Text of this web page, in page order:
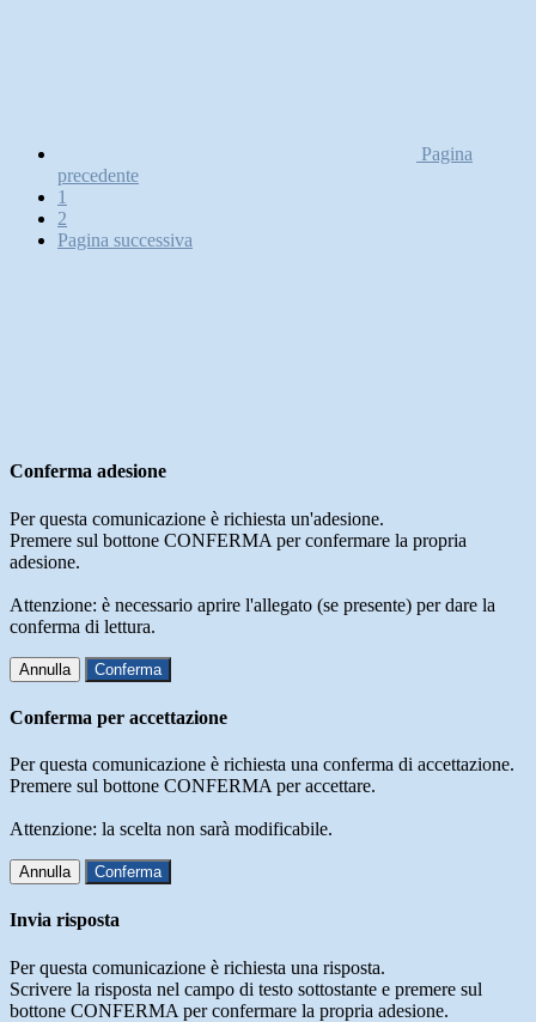
Pagina
precedente
1
2
Pagina successiva
Conferma adesione
Per questa comunicazione è richiesta un'adesione.
Premere sul bottone CONFERMA per confermare la propria
adesione.
Attenzione: è necessario aprire l'allegato (se presente) per dare la
conferma di lettura.
Annulla Conferma
Conferma per accettazione
Per questa comunicazione è richiesta una conferma di accettazione.
Premere sul bottone CONFERMA per accettare.
Attenzione: la scelta non sarà modificabile.
Annulla Conferma
Invia risposta
Per questa comunicazione è richiesta una risposta.
Scrivere la risposta nel campo di testo sottostante e premere sul
bottone CONFERMA per confermare la propria adesione.